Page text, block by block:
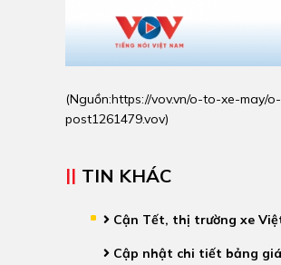
(Nguồn:https://vov.vn/o-to-xe-may/
post1261479.vov)
TIN KHÁC
Cận Tết, thị trường xe
Cập nhật chi tiết bảng